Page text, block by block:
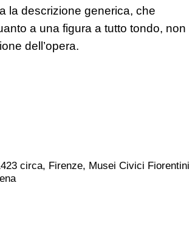
la descrizione generica, che
a una figura a tutto tondo, non
dell’opera.
circa, Firenze, Musei Civici Fiorentini